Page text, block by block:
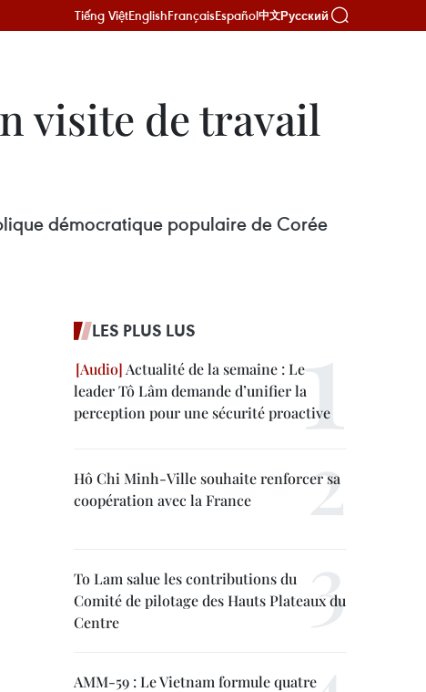
Tiếng ViệtEnglishFrançaisEspañol中文Русский
visite de travail
démocratique populaire de Corée
LES PLUS LUS
Actualité de la semaine : Le
leader Tô Lâm demande d’unifier la
perception pour une sécurité proactive
Hô Chi Minh-Ville souhaite renforcer sa
coopération avec la France
To Lam salue les contributions du
Comité de pilotage des Hauts Plateaux du
Centre
AMM-59 : Le Vietnam formule quatre